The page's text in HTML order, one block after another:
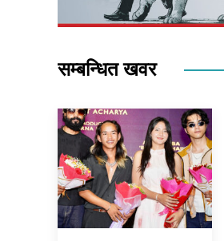
सम्बन्धित खवर